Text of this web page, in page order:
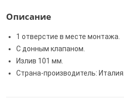
Описание
1 отверстие в месте монтажа.
С донным клапаном.
Излив 101 мм.
Страна-производитель: Италия.